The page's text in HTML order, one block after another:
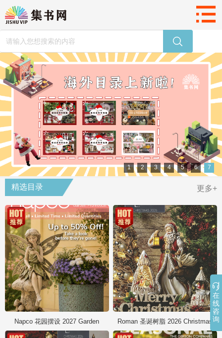
1 2 3 4 5 6 7
精选目录 更多+
Napco 花园摆设 2027 Garden Roman 圣诞树脂 2026 Christmas

在
线
咨
询